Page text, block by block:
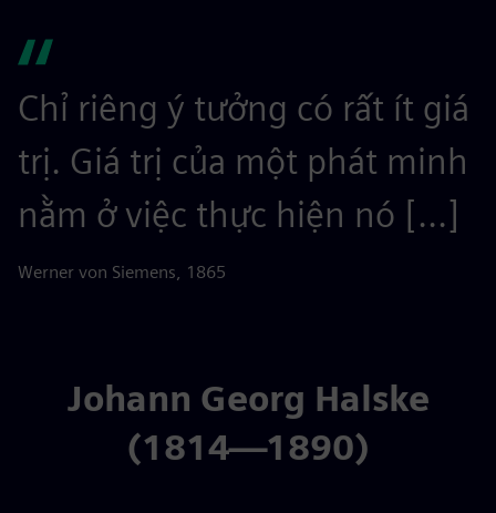
Chỉ riêng ý tưởng có rất ít giá
trị. Giá trị của một phát minh
nằm ở việc thực hiện nó [...]
Werner von Siemens, 1865
Johann Georg Halske
(1814—1890)